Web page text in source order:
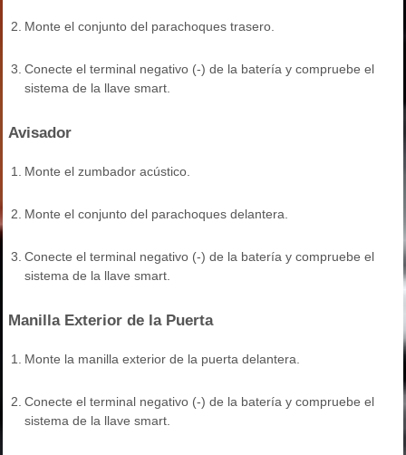
2. Monte el conjunto del parachoques trasero.
3. Conecte el terminal negativo (-) de la batería y compruebe el
sistema de la llave smart.
Avisador
1. Monte el zumbador acústico.
2. Monte el conjunto del parachoques delantera.
3. Conecte el terminal negativo (-) de la batería y compruebe el
sistema de la llave smart.
Manilla Exterior de la Puerta
1. Monte la manilla exterior de la puerta delantera.
2. Conecte el terminal negativo (-) de la batería y compruebe el
sistema de la llave smart.